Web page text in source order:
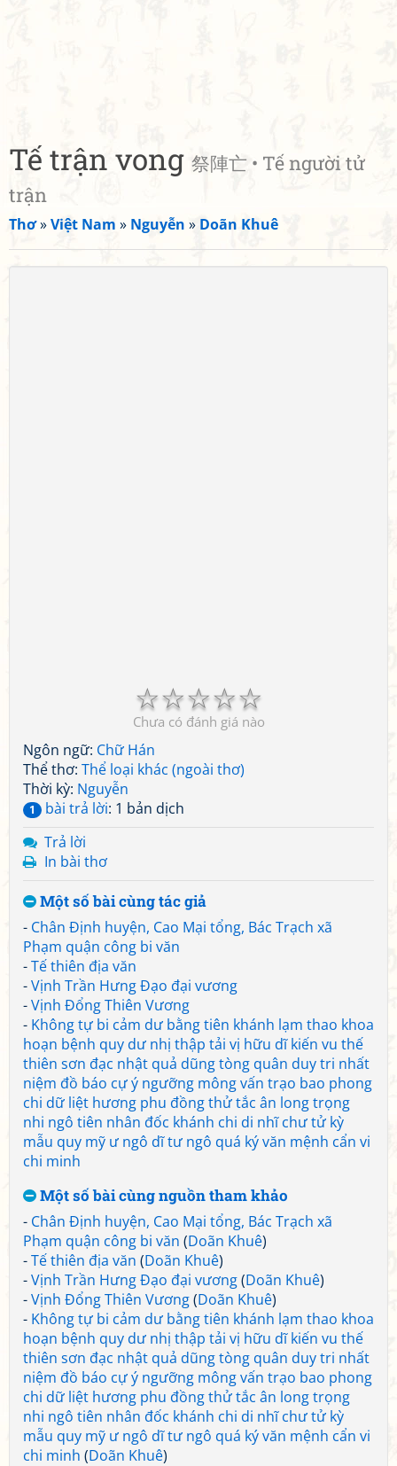
Tế trận vong 祭陣亡 • Tế người tử
trận
Thơ»Việt Nam » Nguyễn » Doãn Khuê
☆
☆
☆
☆
☆
Chưa có đánh giá nào
Ngôn ngữ: Chữ Hán
Thể thơ: Thể loại khác (ngoài thơ)
Thời kỳ: Nguyễn
1 bài trả lời: 1 bản dịch
Trả lời
In bài thơ
Một số bài cùng tác giả
- Chân Định huyện, Cao Mại tổng, Bác Trạch xã
Phạm quận công bi văn
-Tế thiên địa văn
-Vịnh Trần Hưng Đạo đại vương
-Vịnh Đổng Thiên Vương
- Không tự bi cảm dư bằng tiên khánh lạm thao khoa
hoạn bệnh quy dư nhị thập tải vị hữu dĩ kiến vu thế
thiên sơn đạc nhật quả dũng tòng quân duy tri nhất
niệm đồ báo cự ý ngưỡng mông vấn trạo bao phong
chi dữ liệt hương phu đồng thử tắc ân long trọng
nhi ngô tiên nhân đốc khánh chi di nhĩ chư tử kỳ
mẫu quy mỹ ư ngô dĩ tư ngô quá ký văn mệnh cẩn vi
chi minh
Một số bài cùng nguồn tham khảo
- Chân Định huyện, Cao Mại tổng, Bác Trạch xã
Phạm quận công bi văn (Doãn Khuê)
-Tế thiên địa văn (Doãn Khuê)
-Vịnh Trần Hưng Đạo đại vương(Doãn Khuê)
-Vịnh Đổng Thiên Vương(Doãn Khuê)
- Không tự bi cảm dư bằng tiên khánh lạm thao khoa
hoạn bệnh quy dư nhị thập tải vị hữu dĩ kiến vu thế
thiên sơn đạc nhật quả dũng tòng quân duy tri nhất
niệm đồ báo cự ý ngưỡng mông vấn trạo bao phong
chi dữ liệt hương phu đồng thử tắc ân long trọng
nhi ngô tiên nhân đốc khánh chi di nhĩ chư tử kỳ
mẫu quy mỹ ư ngô dĩ tư ngô quá ký văn mệnh cẩn vi
chi minh (Doãn Khuê)